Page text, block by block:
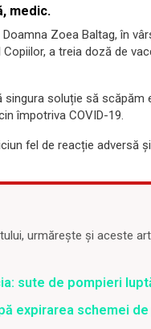
medic.
Zoea Baltag, în
a treia doză de
soluție să scăpăm
împotriva COVID-19.
fel de reacție adversă
urmărește și aceste
sute de pompieri
expirarea schemei